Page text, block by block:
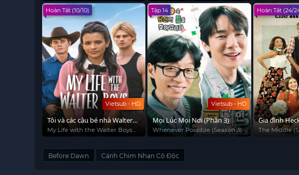
Vietsub - HD
Hoàn Tất (10/10)
Tôi và các cậu bé nhà Walter
(Phần 2)
My Life with the Walter Boys
(Season 2)
Vietsub - HD
Tập 14
Mọi Lúc Mọi Nơi (Phần 3)
Whenever Possible (Season 3)
Hoàn Tất (24/
Gia đình
The Middle
Before Dawn Cánh Chim Nhạn Cô Độc